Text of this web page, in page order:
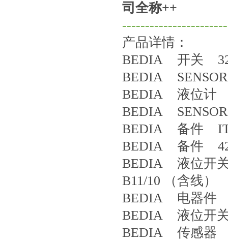
司全称++
产品详情：
BEDIA 开关
BEDIA
BEDIA 液位计
BEDIA
BEDIA 备件
BEDIA 备件
BEDIA 液位开关
B11/10 （含线）
BEDIA 电器件
BEDIA 液位开关
BEDIA 传感器